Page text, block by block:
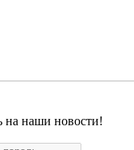
на наши новости!